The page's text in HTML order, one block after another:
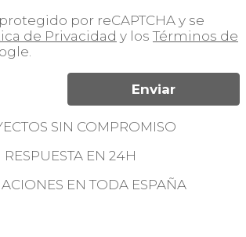
por reCAPTCHA y se
de Privacidad y losTérminos de
SIN COMPROMISO
RESPUESTA EN 24H
EN TODA ESPAÑA